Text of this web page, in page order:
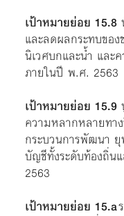
เป้าหมายย่อย 15.8
และลดผลกระทบขอ
นิเวศบกและน้ำ แล
ภายในปี พ.ศ. 2563
เป้าหมายย่อย 15.9
ความหลากหลายทา
กระบวนการพัฒนา
บัญชีทั้งระดับท้องถิ่น
2563
เป้าหมายย่อย 15.a